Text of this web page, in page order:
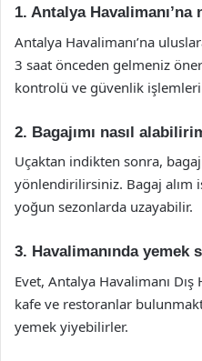
1. Antalya
Antalya Havalimanı’na
3 saat önceden gelmeniz
kontrolü ve güvenlik
2. Bagajımı nasıl
Uçaktan indikten sonra,
yönlendirilirsiniz. Bagaj alım
yoğun sezonlarda uzayabilir.
3. Havalimanında yemek
Evet, Antalya Havalimanı
kafe ve restoranlar
yemek yiyebilirler.